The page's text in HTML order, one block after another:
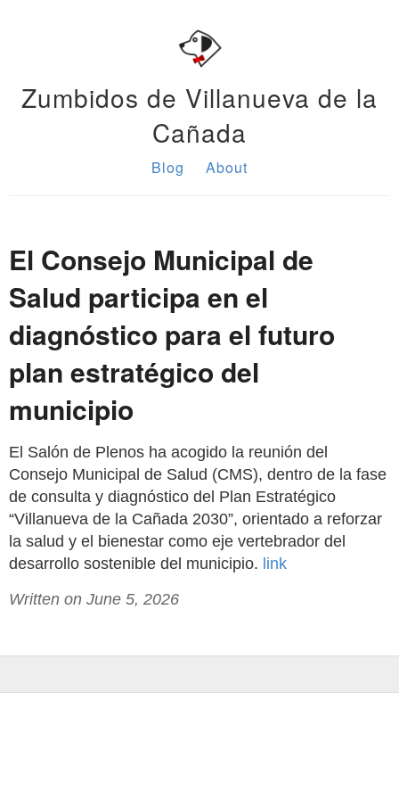
Zumbidos de Villanueva de la
Cañada
Blog About
El Consejo Municipal de
Salud participa en el
diagnóstico para el futuro
plan estratégico del
municipio
El Salón de Plenos ha acogido la reunión del
Consejo Municipal de Salud (CMS), dentro de la fase
de consulta y diagnóstico del Plan Estratégico
“Villanueva de la Cañada 2030”, orientado a reforzar
la salud y el bienestar como eje vertebrador del
desarrollo sostenible del municipio. link
Written on June 5, 2026